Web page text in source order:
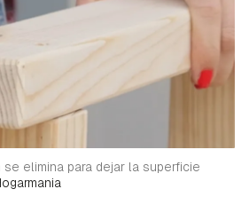
elimina para dejar la superficie